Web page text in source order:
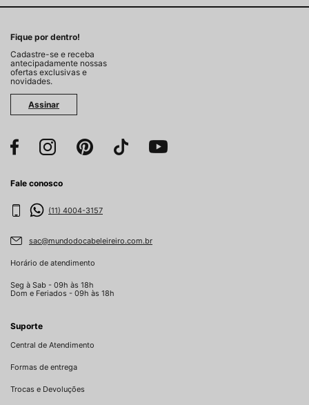
Fique por dentro!
Cadastre-se e receba
antecipadamente nossas
ofertas exclusivas e
novidades.
Assinar
Fale conosco
(11) 4004-3157
sac@mundodocabeleireiro.com.br
Horário de atendimento
Seg à Sab - 09h às 18h
Dom e Feriados - 09h às 18h
Suporte
Central de Atendimento
Formas de entrega
Trocas e Devoluções